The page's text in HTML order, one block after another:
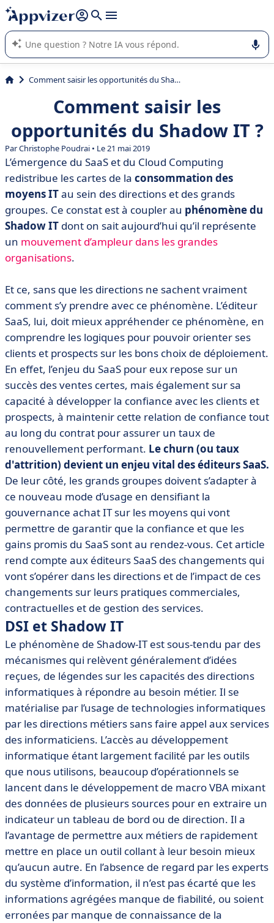
répondre (plusieurs lignes avec
L'IA de Appvizer vous guide dans l'utilisation ou la sélection de
logiciel SaaS en entreprise.
Comment saisir les opportunités du Shadow IT ?
Comment saisir les
opportunités du Shadow IT ?
ParChristophe Poudrai • Le 21 mai 2019
L’émergence du SaaS et du Cloud Computing
redistribue les cartes de la consommation des
moyens ITau sein des directions et des grands
groupes. Ce constat est à coupler au phénomène du
Shadow IT dont on sait aujourd’hui qu’il représente
un mouvement d’ampleur dans les grandes
organisations.
Et ce, sans que les directions ne sachent vraiment
comment s’y prendre avec ce phénomène. L’éditeur
SaaS, lui, doit mieux appréhender ce phénomène, en
comprendre les logiques pour pouvoir orienter ses
clients et prospects sur les bons choix de déploiement.
En effet, l’enjeu du SaaS pour eux repose sur un
succès des ventes certes, mais également sur sa
capacité à développer la confiance avec les clients et
prospects, à maintenir cette relation de confiance tout
au long du contrat pour assurer un taux de
renouvellement performant. Le churn (ou taux
d'attrition) devient un enjeu vital des éditeurs SaaS.
De leur côté, les grands groupes doivent s’adapter à
ce nouveau mode d’usage en densifiant la
gouvernance achat IT sur les moyens qui vont
permettre de garantir que la confiance et que les
gains promis du SaaS sont au rendez-vous. Cet article
rend compte aux éditeurs SaaS des changements qui
vont s’opérer dans les directions et de l’impact de ces
changements sur leurs pratiques commerciales,
contractuelles et de gestion des services.
DSI et Shadow IT
Le phénomène de Shadow-IT est sous-tendu par des
mécanismes qui relèvent généralement d’idées
reçues, de légendes sur les capacités des directions
informatiques à répondre au besoin métier. Il se
matérialise par l’usage de technologies informatiques
par les directions métiers sans faire appel aux services
des informaticiens. L’accès au développement
informatique étant largement facilité par les outils
que nous utilisons, beaucoup d’opérationnels se
lancent dans le développement de macro VBA mixant
des données de plusieurs sources pour en extraire un
indicateur un tableau de bord ou de direction. Il a
l’avantage de permettre aux métiers de rapidement
mettre en place un outil collant à leur besoin mieux
qu’aucun autre. En l’absence de regard par les experts
du système d’information, il n’est pas écarté que les
informations agrégées manque de fiabilité, ou soient
erronées par manque de connaissance de la